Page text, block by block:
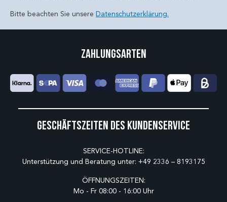
Bitte beachten Sie unsere Datenschutzerklärung.
Geschäftszeiten des Kundenservice
SERVICE-HOTLINE:
Unterstützung und Beratung unter: +49 2336 – 8193175
ÖFFNUNGSZEITEN:
Mo - Fr 08:00 - 16:00 Uhr
Zahlungsarten